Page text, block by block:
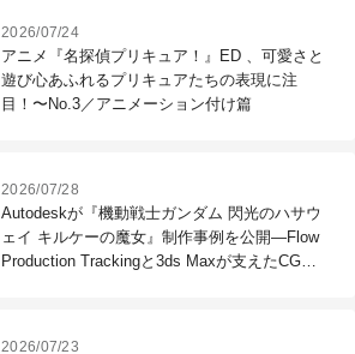
2026/07/24
アニメ『名探偵プリキュア！』ED 、可愛さと
遊び心あふれるプリキュアたちの表現に注
目！〜No.3／アニメーション付け篇
2026/07/28
Autodeskが『機動戦士ガンダム 閃光のハサウ
ェイ キルケーの魔女』制作事例を公開―Flow
Production Trackingと3ds Maxが支えたCG制
2026/07/23